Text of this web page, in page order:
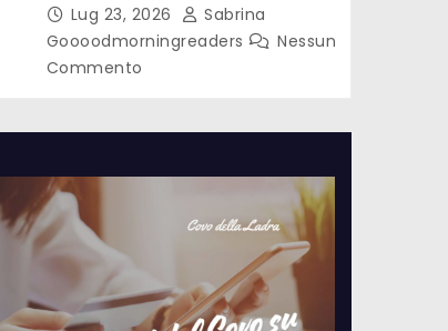
Lug 23, 2026
Sabrina
Goooodmorningreaders
Nessun
Commento